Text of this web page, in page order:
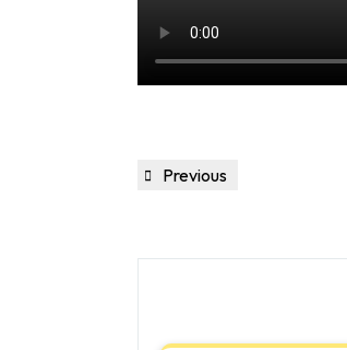
Navigation
l'article
Previous
Previous